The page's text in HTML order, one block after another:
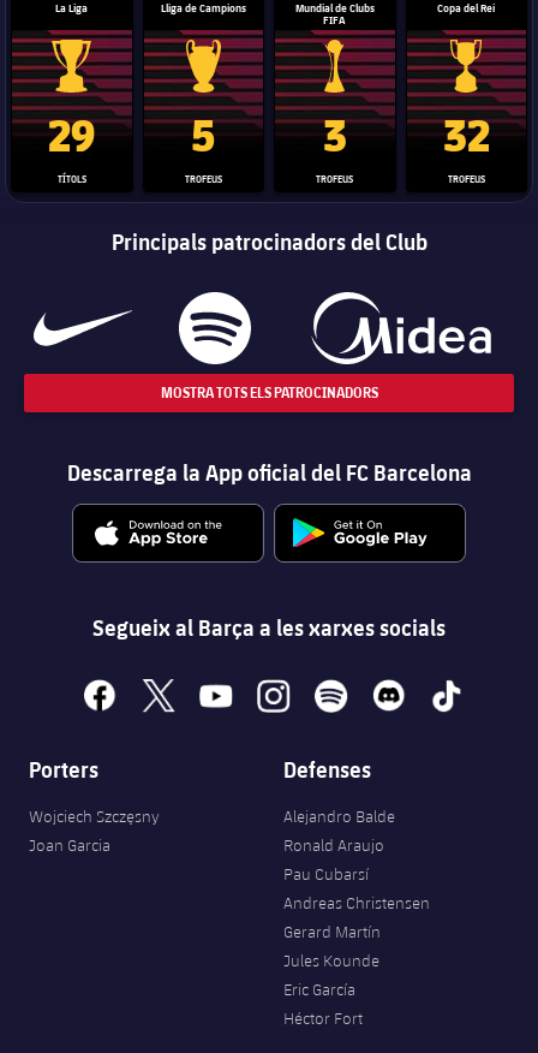
La Liga
Trofeu de la Liga
29
TÍTOLS
Lliga de Campions
Trofeu de la Lliga de Campions
5
TROFEUS
Mundial de Clubs
FIFA
Trofeu del Mundial de Clubs
3
TROFEUS
Copa del Rei
Copa del
32
TROFEUS
Principals patrocinadors del Club
MOSTRA TOTS ELS PATROCINADORS
Descarrega la App oficial del FC Barcelona
Segueix al Barça a les xarxes socials
facebook
x youtubeinstagramspotify discord tiktok
Porters
Wojciech Szczęsny
Joan Garcia
Defenses
Alejandro Balde
Ronald Araujo
Pau Cubarsí
Andreas Christensen
Gerard Martín
Jules Kounde
Eric García
Héctor Fort